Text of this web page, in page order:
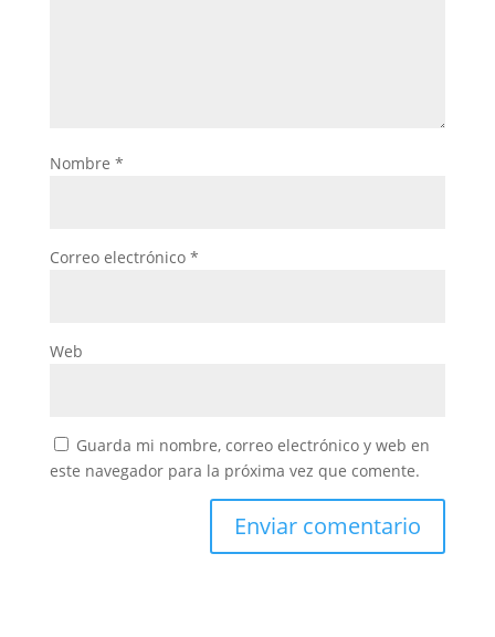
Nombre *
Correo electrónico *
Web
Guarda mi nombre, correo electrónico y web en
este navegador para la próxima vez que comente.